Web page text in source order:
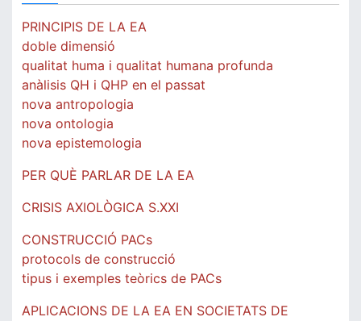
PRINCIPIS DE LA EA
doble dimensió
qualitat huma i qualitat humana profunda
anàlisis QH i QHP en el passat
nova antropologia
nova ontologia
nova epistemologia
PER QUÈ PARLAR DE LA EA
CRISIS AXIOLÒGICA S.XXI
CONSTRUCCIÓ PACs
protocols de construcció
tipus i exemples teòrics de PACs
APLICACIONS DE LA EA EN SOCIETATS DE